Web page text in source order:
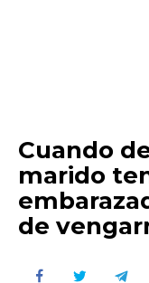
Cuando
marido
de